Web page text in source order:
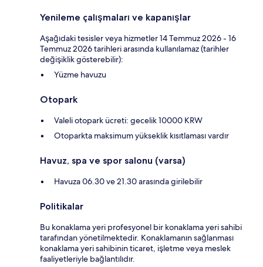
Yenileme çalışmaları ve kapanışlar
Aşağıdaki tesisler veya hizmetler 14 Temmuz 2026 - 16
Temmuz 2026 tarihleri arasında kullanılamaz (tarihler
değişiklik gösterebilir):
Yüzme havuzu
Otopark
Valeli otopark ücreti: gecelik 10000 KRW
Otoparkta maksimum yükseklik kısıtlaması vardır
Havuz, spa ve spor salonu (varsa)
Havuza 06.30 ve 21.30 arasında girilebilir
Politikalar
Bu konaklama yeri profesyonel bir konaklama yeri sahibi
tarafından yönetilmektedir. Konaklamanın sağlanması
konaklama yeri sahibinin ticaret, işletme veya meslek
faaliyetleriyle bağlantılıdır.